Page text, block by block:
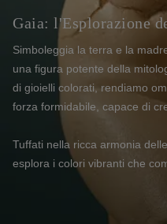
Gaia: l'Esplorazione
Simboleggia la terra e la
una figura potente della
di gioielli colorati, rendiamo
forza formidabile, capace di
Tuffati nella ricca armonia
esplora i colori vibranti che